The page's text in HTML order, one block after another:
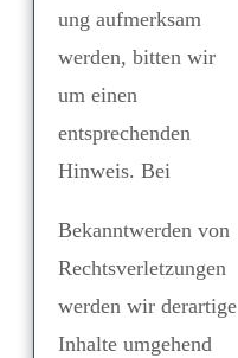
ung aufmerksam
werden, bitten wir
um einen
entsprechenden
Hinweis. Bei
Bekanntwerden von
Rechtsverletzungen
werden wir derartige
Inhalte umgehend